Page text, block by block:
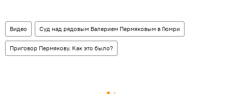
Видео Суд над рядовым Валерием Пермяковым в Гюмри
Приговор Пермякову. Как это было?